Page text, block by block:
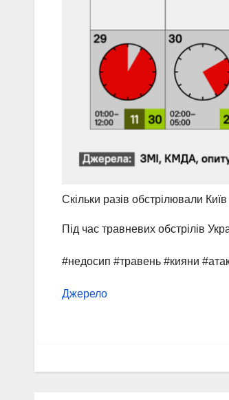
Скільки разів обстрілювали
Під час травневих обстрілів
#недосип #травень #кияни
Джерело